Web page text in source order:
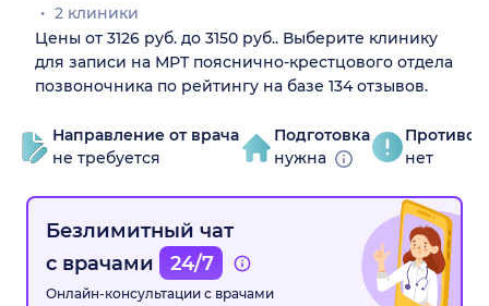
2 клиники
Цены от 3126 руб. до 3150 руб.. Выберите клинику
для записи на МРТ пояснично-крестцового отдела
позвоночника по рейтингу на базе 134 отзывов.
Направление от врача
не требуется
Подготовка
нужна
нет
Безлимитный чат
с врачами
24/7
Онлайн-консультации с врачами